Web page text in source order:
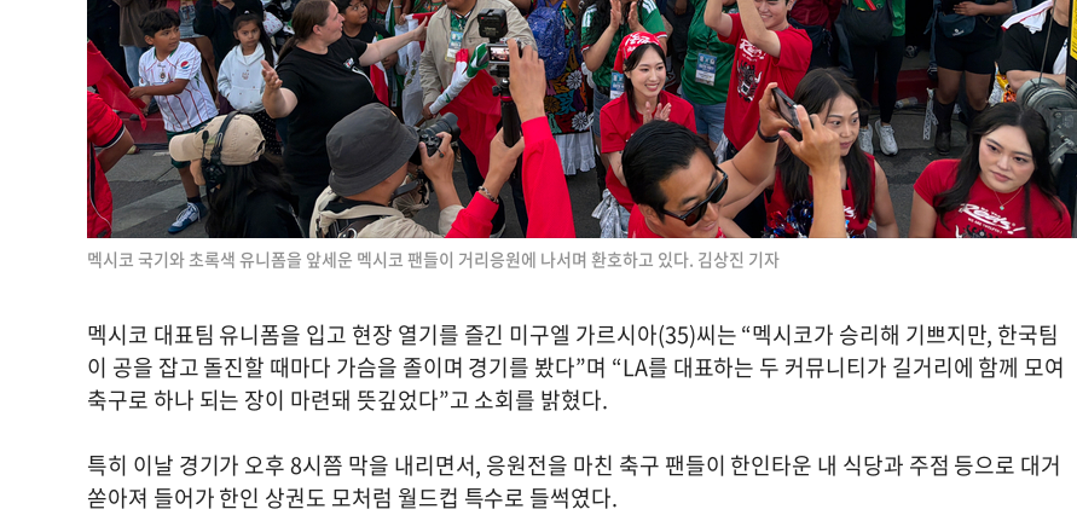
멕시코 국기와 초록색 유니폼을 앞세운 멕시코 팬들이 거리응원에 나서며 환호하고 있다. 김상진 기자
멕시코 대표팀 유니폼을 입고 현장 열기를 즐긴 미구엘 가르시아(35)씨는 “멕시코가 승리해 기쁘지만, 한국팀
이 공을 잡고 돌진할 때마다 가슴을 졸이며 경기를 봤다”며 “LA를 대표하는 두 커뮤니티가 길거리에 함께 모여
축구로 하나 되는 장이 마련돼 뜻깊었다”고 소회를 밝혔다.
특히 이날 경기가 오후 8시쯤 막을 내리면서, 응원전을 마친 축구 팬들이 한인타운 내 식당과 주점 등으로 대거
쏟아져 들어가 한인 상권도 모처럼 월드컵 특수로 들썩였다.